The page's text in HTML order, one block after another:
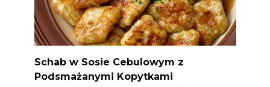
Schab w Sosie Cebulowym z
Podsmażanymi Kopytkami